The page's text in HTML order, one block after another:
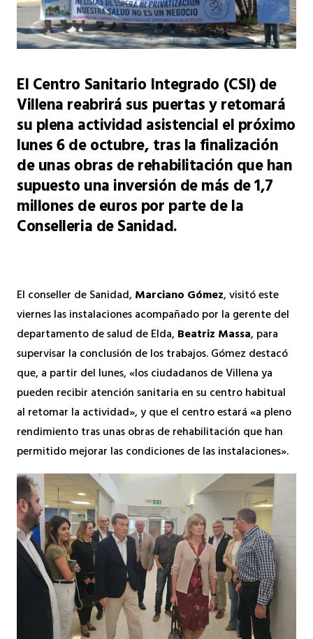
El Centro Sanitario Integrado (CSI) de
Villena reabrirá sus puertas y retomará
su plena actividad asistencial el próximo
lunes 6 de octubre, tras la finalización
de unas obras de rehabilitación que han
supuesto una inversión de más de 1,7
millones de euros por parte de la
Conselleria de Sanidad.
El conseller de Sanidad,Marciano Gómez, visitó este
viernes las instalaciones acompañado por la gerente del
departamento de salud de Elda,Beatriz Massa, para
supervisar la conclusión de los trabajos. Gómez destacó
que, a partir del lunes, «los ciudadanos de Villena ya
pueden recibir atención sanitaria en su centro habitual
al retomar la actividad», y que el centro estará «a pleno
rendimiento tras unas obras de rehabilitación que han
permitido mejorar las condiciones de las instalaciones».